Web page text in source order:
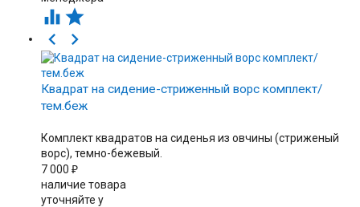
 


Квадрат на сидение-стриженный ворс комплект/
тем.беж
Комплект квадратов на сиденья из овчины (стриженый
ворс), темно-бежевый.
7 000 ₽
наличие товара
уточняйте у